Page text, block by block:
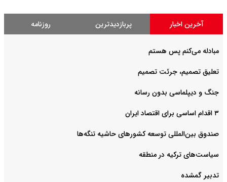
آخرین اخبار پربازدیدترین روزنامه
مبادله می‌کنم پس هستم
تعلیق تصمیم، جرئت تصمیم
جنگ و دیپلماسی بدون رسانه
۳ اقدام اساسی برای اقتصاد ایران
صندوق بین‌المللی توسعه کشورهای حاشیه تنگه‌ها
سیاست‌های ترکیه در منطقه
تدبیر گمشده